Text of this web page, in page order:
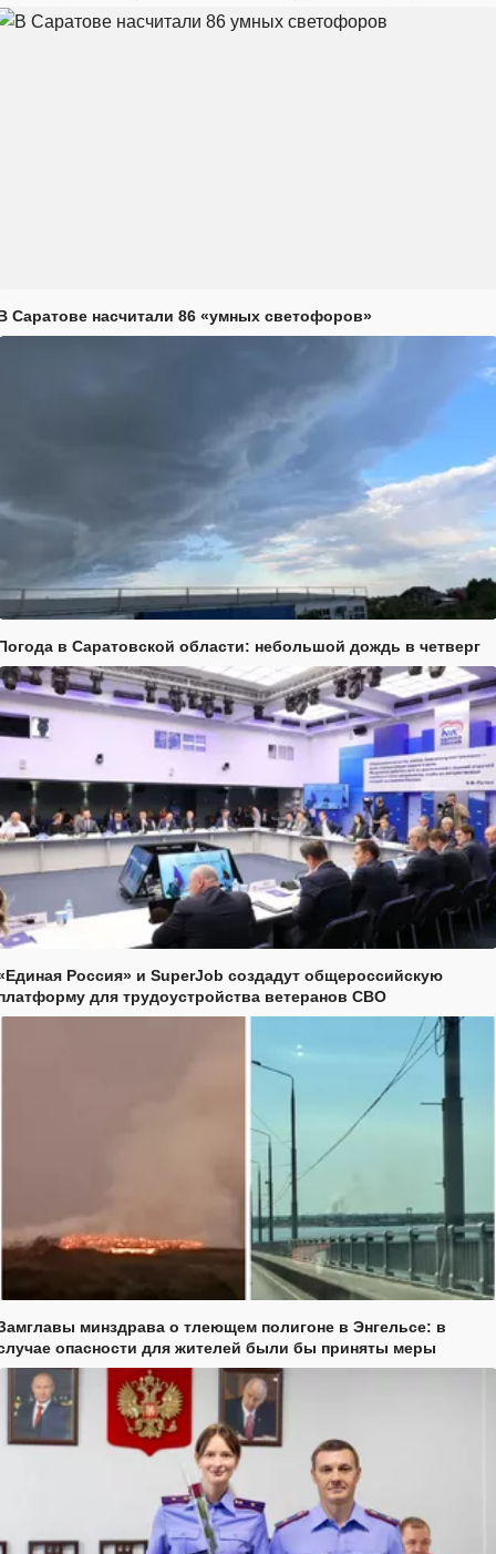
Саратове насчитали 86 «умных светофоров»
в Саратовской области: небольшой дождь в четверг
Россия» и SuperJob создадут общероссийскую
для трудоустройства ветеранов СВО
минздрава о тлеющем полигоне в Энгельсе: в
опасности для жителей были бы приняты меры